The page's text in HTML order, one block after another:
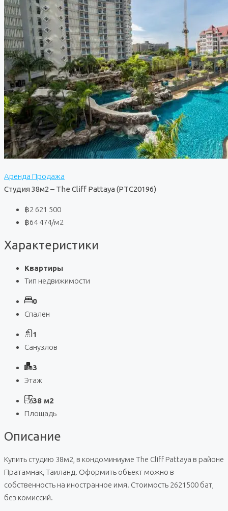
Аренда Продажа
Студия 38м2 – The Cliff Pattaya (PTC20196)
฿2 621 500
฿64 474/м2
Характеристики
Квартиры
Тип недвижимости
0
Спален
1
Санузлов
3
Этаж
38 м2
Площадь
Описание
Купить студию 38м2, в кондоминиуме The Cliff Pattaya в районе
Пратамнак, Таиланд. Оформить объект можно в
собственность на иностранное имя. Стоимость 2621500 бат,
без комиссий.